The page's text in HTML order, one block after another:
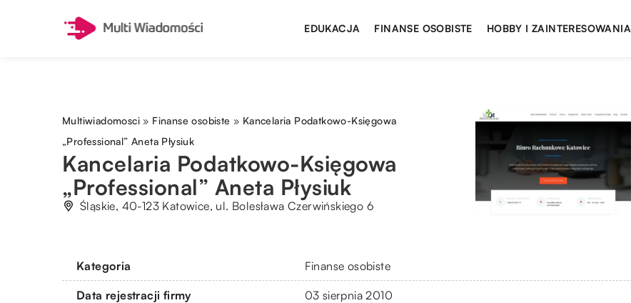
EDUKACJA FINANSE OSOBISTE HOBBY I ZAINTERESOWANIA
Multiwiadomosci » Finanse osobiste » Kancelaria Podatkowo-Księgowa
„Professional” Aneta Płysiuk
Kancelaria Podatkowo-Księgowa
„Professional” Aneta Płysiuk
Śląskie, 40-123 Katowice, ul. Bolesława Czerwińskiego 6
Kategoria Finanse osobiste
Data rejestracji firmy 03 sierpnia 2010